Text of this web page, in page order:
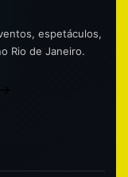
espetáculos,
Rio de Janeiro.